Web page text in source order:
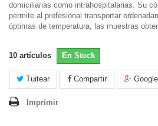
domiciliarias como intrahospitalarias. Su
permite al profesional transportar
óptimas de temperatura, las muestras
10 artículos En Stock
Tuitear Compartir
Imprimir